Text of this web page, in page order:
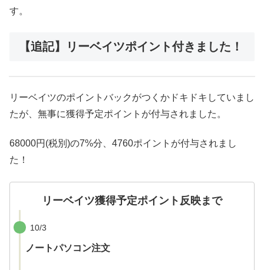
す。
【追記】リーベイツポイント付きました！
リーベイツのポイントバックがつくかドキドキしていまし
たが、無事に獲得予定ポイントが付与されました。
68000円(税別)の7%分、4760ポイントが付与されまし
た！
リーベイツ獲得予定ポイント反映まで
10/3
ノートパソコン注文